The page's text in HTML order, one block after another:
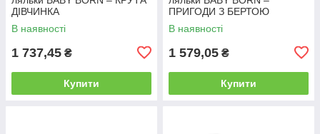
ДІВЧИНКА
В наявності
1 737,45 ₴
Купити
ПРИГОДИ З БЕРТОЮ
В наявності
1 579,05 ₴
Купити